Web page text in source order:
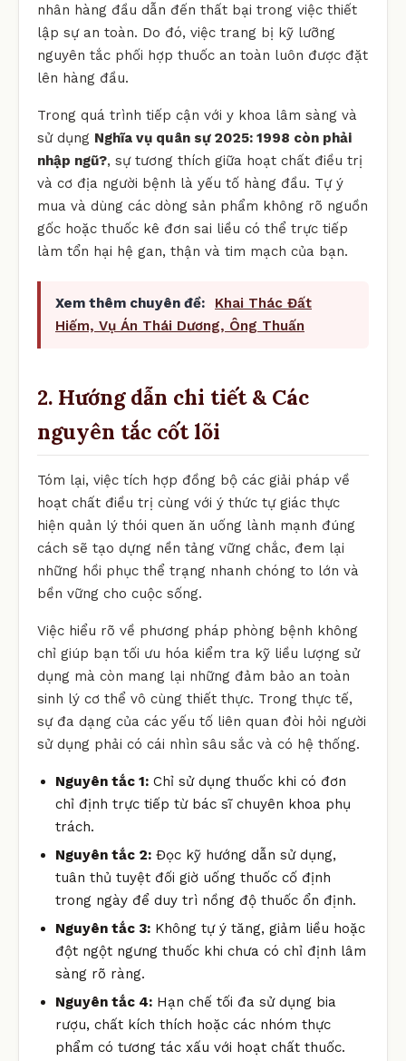
nhân hàng đầu dẫn đến thất bại trong việc thiết
lập sự an toàn. Do đó, việc trang bị kỹ lưỡng
nguyên tắc phối hợp thuốc an toàn luôn được đặt
lên hàng đầu.
Trong quá trình tiếp cận với y khoa lâm sàng và
sử dụng Nghĩa vụ quân sự 2025: 1998 còn phải
nhập ngũ?, sự tương thích giữa hoạt chất điều trị
và cơ địa người bệnh là yếu tố hàng đầu. Tự ý
mua và dùng các dòng sản phẩm không rõ nguồn
gốc hoặc thuốc kê đơn sai liều có thể trực tiếp
làm tổn hại hệ gan, thận và tim mạch của bạn.
Xem thêm chuyên đề:
Khai Thác Đất
Hiếm, Vụ Án Thái Dương, Ông Thuấn
2. Hướng dẫn chi tiết & Các
nguyên tắc cốt lõi
Tóm lại, việc tích hợp đồng bộ các giải pháp về
hoạt chất điều trị cùng với ý thức tự giác thực
hiện quản lý thói quen ăn uống lành mạnh đúng
cách sẽ tạo dựng nền tảng vững chắc, đem lại
những hồi phục thể trạng nhanh chóng to lớn và
bền vững cho cuộc sống.
Việc hiểu rõ về phương pháp phòng bệnh không
chỉ giúp bạn tối ưu hóa kiểm tra kỹ liều lượng sử
dụng mà còn mang lại những đảm bảo an toàn
sinh lý cơ thể vô cùng thiết thực. Trong thực tế,
sự đa dạng của các yếu tố liên quan đòi hỏi người
sử dụng phải có cái nhìn sâu sắc và có hệ thống.
Nguyên tắc 1: Chỉ sử dụng thuốc khi có đơn
chỉ định trực tiếp từ bác sĩ chuyên khoa phụ
trách.
Nguyên tắc 2: Đọc kỹ hướng dẫn sử dụng,
tuân thủ tuyệt đối giờ uống thuốc cố định
trong ngày để duy trì nồng độ thuốc ổn định.
Nguyên tắc 3: Không tự ý tăng, giảm liều hoặc
đột ngột ngưng thuốc khi chưa có chỉ định lâm
sàng rõ ràng.
Nguyên tắc 4: Hạn chế tối đa sử dụng bia
rượu, chất kích thích hoặc các nhóm thực
phẩm có tương tác xấu với hoạt chất thuốc.